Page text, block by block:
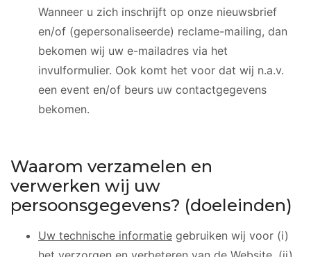
Wanneer u zich inschrijft op onze nieuwsbrief
en/of (gepersonaliseerde) reclame-mailing, dan
bekomen wij uw e-mailadres via het
invulformulier. Ook komt het voor dat wij n.a.v.
een event en/of beurs uw contactgegevens
bekomen.
Waarom verzamelen en
verwerken wij uw
persoonsgegevens? (doeleinden)
Uw technische informatie gebruiken wij voor (i)